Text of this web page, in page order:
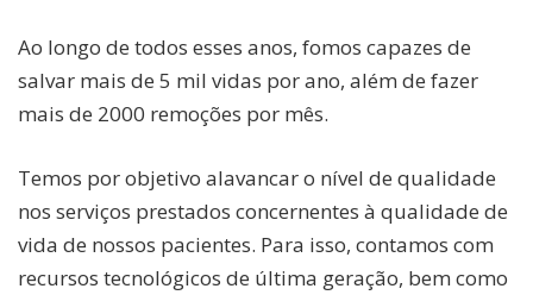
Ao longo de todos esses anos, fomos capazes de
salvar mais de 5 mil vidas por ano, além de fazer
mais de 2000 remoções por mês.
Temos por objetivo alavancar o nível de qualidade
nos serviços prestados concernentes à qualidade de
vida de nossos pacientes. Para isso, contamos com
recursos tecnológicos de última geração, bem como